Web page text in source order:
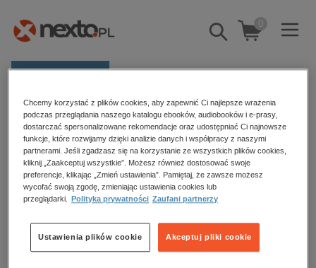
Pokaż/schowaj
wyszukiwarkę
0
Kategorie
Zobacz wszystkie E-prasa
budownictwo, aranżacja wnętrz
biznesowe, branżowe, gospodarka
dzienniki
edukacja
Strona główna Wojciech Bożek
Wojciech Bożek
Sortowanie Filtrowanie
Chcemy korzystać z plików cookies, aby zapewnić Ci najlepsze wrażenia
podczas przeglądania naszego katalogu ebooków, audiobooków i e-prasy,
dostarczać spersonalizowane rekomendacje oraz udostępniać Ci najnowsze
funkcje, które rozwijamy dzięki analizie danych i współpracy z naszymi
partnerami. Jeśli zgadzasz się na korzystanie ze wszystkich plików cookies,
kliknij „Zaakceptuj wszystkie”. Możesz również dostosować swoje
preferencje, klikając „Zmień ustawienia”. Pamiętaj, że zawsze możesz
wycofać swoją zgodę, zmieniając ustawienia cookies lub
przeglądarki.
Polityka prywatności Zaufani partnerzy
Akceptuj pliki cookie
Ustawienia plików cookie